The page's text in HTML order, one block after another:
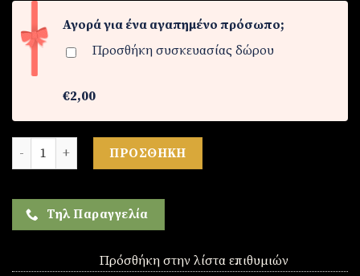
Αγορά για ένα αγαπημένο πρόσωπο;
Προσθήκη συσκευασίας δώρου
€2,00
Σετ γυναικείο ( ρολόι(Αδιάβροχο) - βραχιόλι-κολιέ-
ΠΡΟΣΘΉΚΗ
Τηλ Παραγγελία
Πρόσθήκη στην λίστα επιθυμιών